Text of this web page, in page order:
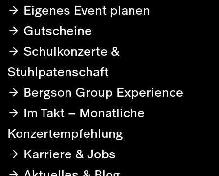
Eigenes Event planen
Gutscheine
Schulkonzerte &
Stuhlpatenschaft
Bergson Group Experience
Im Takt – Monatliche
Konzertempfehlung
Karriere & Jobs